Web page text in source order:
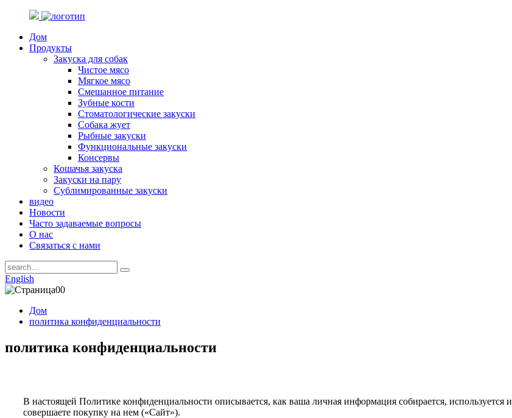
Дом
Продукты
Закуска для собак
Чистое мясо
Мягкое мясо
Смешанное питание
Зубные кости
Стоматологические закуски
Собака жует
Рыбные закуски
Функциональные закуски
Консервы
Кошачья закуска
Закуски на пару
Сублимированные закуски
видео
Новости
Часто задаваемые вопросы
О нас
Связаться с нами
English
Дом
политика конфиденциальности
политика конфиденциальности
В настоящей Политике конфиденциальности описывается, как ваша личная информация собирается, используется
совершаете покупку на нем («Сайт»).